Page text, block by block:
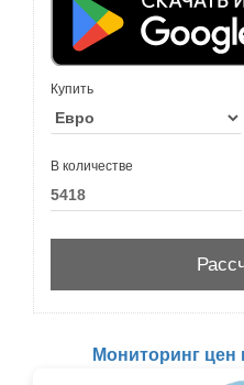
Купить
В количестве
Мониторинг